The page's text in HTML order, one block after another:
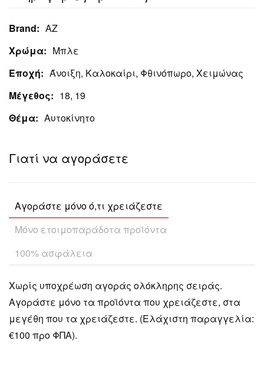
Brand: ΑΖ
Χρώμα: Μπλε
Εποχή: Άνοιξη, Καλοκαίρι, Φθινόπωρο, Χειμώνας
Μέγεθος: 18, 19
Θέμα: Αυτοκίνητο
Γιατί να αγοράσετε
Αγοράστε μόνο ό,τι χρειάζεστε
Μόνο ετοιμοπαράδοτα προϊόντα
100% ασφάλεια
Χωρίς υποχρέωση αγοράς ολόκληρης σειράς.
Αγοράστε μόνο τα προϊόντα που χρειάζεστε, στα
μεγέθη που τα χρειάζεστε. (Ελάχιστη παραγγελία:
€100 προ ΦΠΑ).